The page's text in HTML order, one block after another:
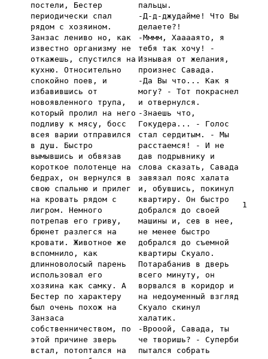
постели, Бестер
периодически спал
рядом с хозяином.
Занзас лениво но, как
известно организму не
откажешь, спустился на
кухню. Относительно
спокойно поев, и
избавившись от
новоявленного трупа,
который пролил на него
подливу к мясу, босс
всея варии отправился
в душ. Быстро
вымывшись и обвязав
короткое полотенце на
бедрах, он вернулся в
свою спальню и прилег
на кровать рядом с
лигром. Немного
потрепав его гриву,
брюнет разлегся на
кровати. Животное же
вспомнило, как
длинноволосый парень
использовал его
хозяина как самку. А
Бестер по характеру
был очень похож на
Занзаса
собственничеством, по
этой причине зверь
встал, потоптался на
пальцы.
-Д-д-джудайме! Что Вы
делаете?!
-Мммм, Хааааято, я
тебя так хочу! -
Изнывая от желания,
произнес Савада.
-Да Вы что... Как я
могу? - Тот покраснел
и отвернулся.
-Знаешь что,
Гокудера... - Голос
стал сердитым. - Мы
расстаемся! - И не
дав подрывнику и
слова сказать, Савада
завязал пояс халата
и, обувшись, покинул
квартиру. Он быстро
добрался до своей
машины и, сев в нее,
не менее быстро
добрался до съемной
квартиры Скуало.
Потарабанив в дверь
всего минуту, он
ворвался в коридор и
на недоуменный взгляд
Скуало скинул
халатик.
-Врооой, Савада, ты
че творишь? - Суперби
пытался собрать
1